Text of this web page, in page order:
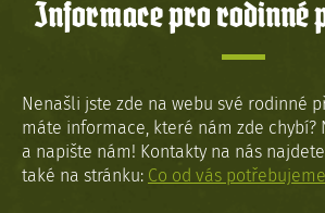
Informace pro rodinné
Nenašli jste zde na webu své rodinné
máte informace, které nám zde chybí?
a napište nám! Kontakty na nás najdete
také na stránku: Co od vás